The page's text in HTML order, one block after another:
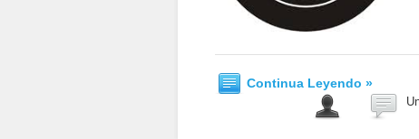
Continua Leyendo »